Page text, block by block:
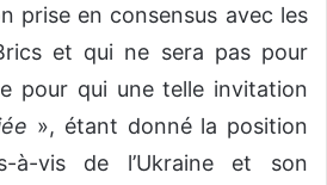
prise en consensus avec les
et qui ne sera pas pour
pour qui une telle invitation
», étant donné la position
à-vis de l’Ukraine et son